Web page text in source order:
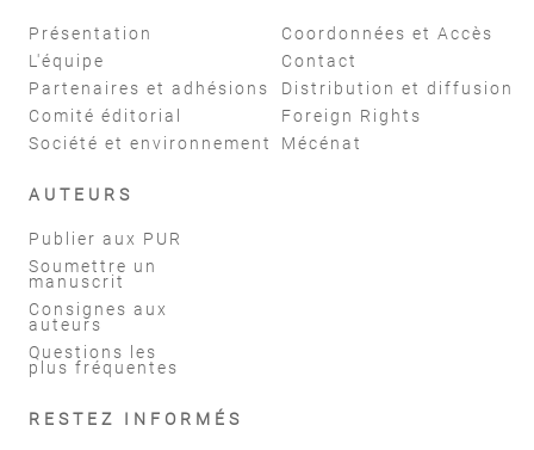
Présentation
L'équipe
Partenaires et adhésions
Comité éditorial
Société et environnement
Coordonnées et Accès
Contact
Distribution et diffusion
Foreign Rights
Mécénat
AUTEURS
Publier aux PUR
Soumettre un
manuscrit
Consignes aux
auteurs
Questions les
plus fréquentes
RESTEZ INFORMÉS